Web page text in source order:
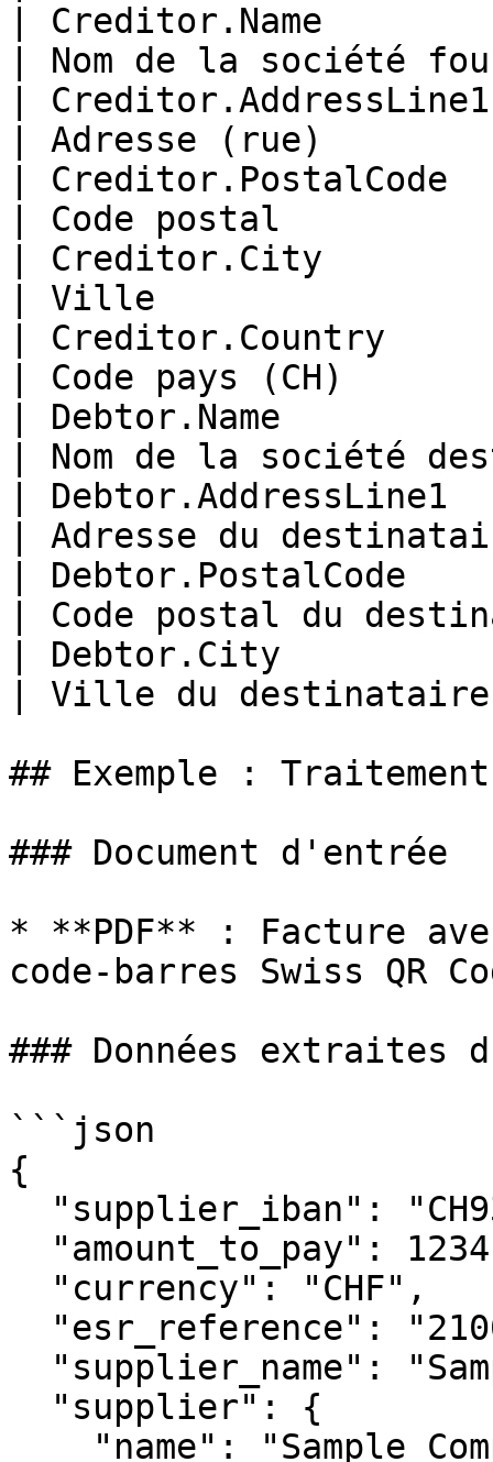
| Creditor.Name
| Nom de la société
|
| Adresse (rue)
|
| Code postal
| Creditor.City
| Ville
| Creditor.Country
| Code pays (CH)
| Debtor.Name           |
| Nom de la société
| Debtor.AddressLine1
| Adresse du
| Debtor.PostalCode
| Code postal du
| Debtor.City
| Ville du
## Exemple :
### Document d'entrée
* **PDF** : Facture
code-barres Swiss QR
### Données extraites
```json
{